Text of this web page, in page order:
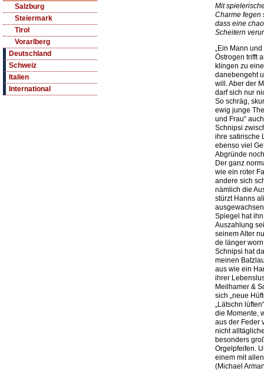
Salzburg
Steiermark
Tirol
Vorarlberg
Deutschland
Schweiz
Italien
International
Mit
Charme fegen
dass eine
Scheitern
„Ein Mann
Östrogen trifft
klingen zu
danebengeht
will. Aber der
darf sich nur
So schräg,
ewig junge
und Frau“
Schnipsi
ihre satirische
ebenso viel
Abgründe
Der ganz
wie ein roter
andere sich
nämlich die
stürzt Hanns
Spiegel hat
Auszahlung
seinem Alter
de länger
Schnipsi hat
meinen
aus wie ein
ihrer
Meilhamer &
sich „neue
„Lätschn
die Momente,
aus der Feder
nicht
besonders
Orgelpfeifen.
einem mit
(Michael